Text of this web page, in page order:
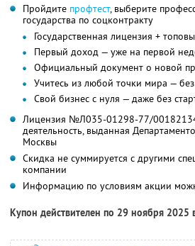
Пройдите профтест, выберите
государства по соцконтракту
Государственная лицензия +
Первый доход — уже на первой
Официальный документ о новой
Учитесь из любой точки мира —
Свой бизнес с нуля — даже без
Лицензия №Л035-01298-77/
деятельность, выданная
Москвы
Скидка не суммируется с другими
компании
Информацию по условиям акции
Купон действителен по 29 ноября 2025